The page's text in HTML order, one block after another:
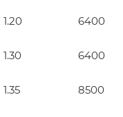
1.20 6400
1.30 6400
1.35 8500